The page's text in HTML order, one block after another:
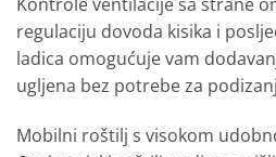
regulaciju dovoda kisika i
ladica omogućuje vam
ugljena bez potrebe za
Mobilni roštilj s visokom